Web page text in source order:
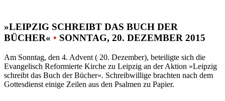
»LEIPZIG SCHREIBT DAS BUCH DER
BÜCHER« • SONNTAG, 20. DEZEMBER 2015
Am Sonntag, den 4. Advent ( 20. Dezember), beteiligte sich die
Evangelisch Reformierte Kirche zu Leipzig an der Aktion »Leipzig
schreibt das Buch der Bücher«. Schreibwillige brachten nach dem
Gottesdienst einige Zeilen aus den Psalmen zu Papier.